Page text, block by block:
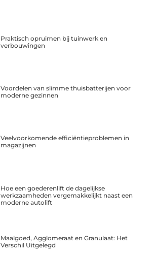
Praktisch opruimen bij tuinwerk en
verbouwingen
Voordelen van slimme thuisbatterijen voor
moderne gezinnen
Veelvoorkomende efficiëntieproblemen in
magazijnen
Hoe een goederenlift de dagelijkse
werkzaamheden vergemakkelijkt naast een
moderne autolift
Maalgoed, Agglomeraat en Granulaat: Het
Verschil Uitgelegd